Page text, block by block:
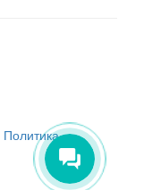
Политика